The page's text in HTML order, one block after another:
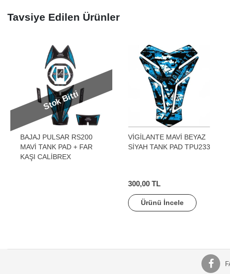
Tavsiye Edilen Ürünler
Stok Bitti
BAJAJ PULSAR RS200
MAVİ TANK PAD + FAR
KAŞI CALİBREX
VİGİLANTE MAVİ BEYAZ
SİYAH TANK PAD TPU233
300,00 TL
Ürünü İncele